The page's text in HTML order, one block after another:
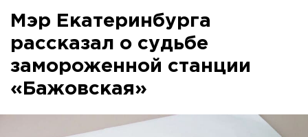
Мэр Екатеринбурга
рассказал о судьбе
замороженной станции
«Бажовская»